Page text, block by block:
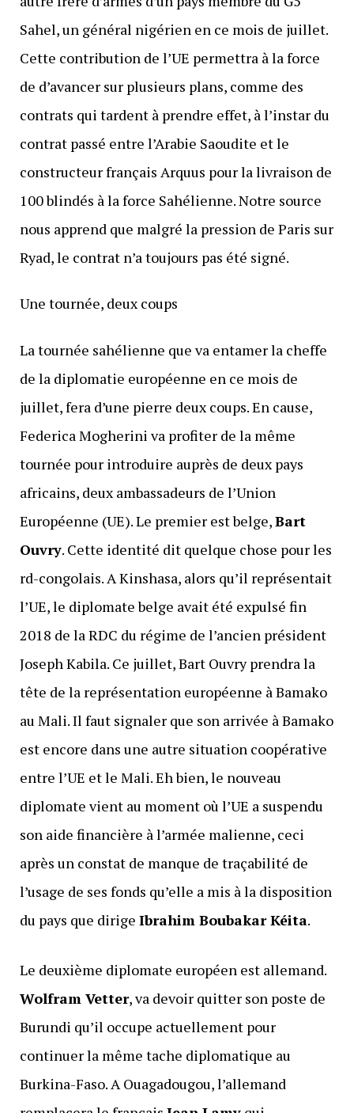
Sahel, un général nigérien en ce mois de juillet.
Cette contribution de l’UE permettra à la force
de d’avancer sur plusieurs plans, comme des
contrats qui tardent à prendre effet, à l’instar du
contrat passé entre l’Arabie Saoudite et le
constructeur français Arquus pour la livraison de
100 blindés à la force Sahélienne. Notre source
nous apprend que malgré la pression de Paris sur
Ryad, le contrat n’a toujours pas été signé.
Une tournée, deux coups
La tournée sahélienne que va entamer la cheffe
de la diplomatie européenne en ce mois de
juillet, fera d’une pierre deux coups. En cause,
Federica Mogherini va profiter de la même
tournée pour introduire auprès de deux pays
africains, deux ambassadeurs de l’Union
Européenne (UE). Le premier est belge,Bart
Ouvry. Cette identité dit quelque chose pour les
rd-congolais. A Kinshasa, alors qu’il représentait
l’UE, le diplomate belge avait été expulsé fin
2018 de la RDC du régime de l’ancien président
Joseph Kabila. Ce juillet, Bart Ouvry prendra la
tête de la représentation européenne à Bamako
au Mali. Il faut signaler que son arrivée à Bamako
est encore dans une autre situation coopérative
entre l’UE et le Mali. Eh bien, le nouveau
diplomate vient au moment où l’UE a suspendu
son aide financière à l’armée malienne, ceci
après un constat de manque de traçabilité de
l’usage de ses fonds qu’elle a mis à la disposition
du pays que dirige Ibrahim Boubakar Kéita.
Le deuxième diplomate européen est allemand.
Wolfram Vetter, va devoir quitter son poste de
Burundi qu’il occupe actuellement pour
continuer la même tache diplomatique au
Burkina-Faso. A Ouagadougou, l’allemand